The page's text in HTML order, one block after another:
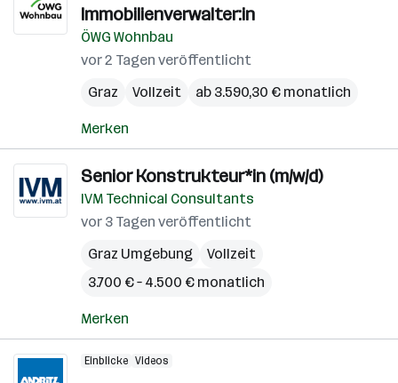
Immobilienverwalter:in
ÖWG Wohnbau
vor 2 Tagen veröffentlicht
Graz
Vollzeit ab 3.590,30 € monatlich
Merken
Senior Konstrukteur*in (m/w/d)
IVM Technical Consultants
vor 3 Tagen veröffentlicht
Graz Umgebung
Vollzeit
3.700 € – 4.500 € monatlich
Merken
Einblicke Videos